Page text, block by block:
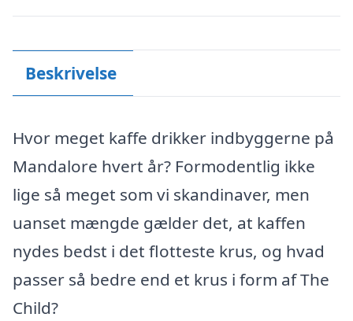
Beskrivelse
Hvor meget kaffe drikker indbyggerne på
Mandalore hvert år? Formodentlig ikke
lige så meget som vi skandinaver, men
uanset mængde gælder det, at kaffen
nydes bedst i det flotteste krus, og hvad
passer så bedre end et krus i form af The
Child?